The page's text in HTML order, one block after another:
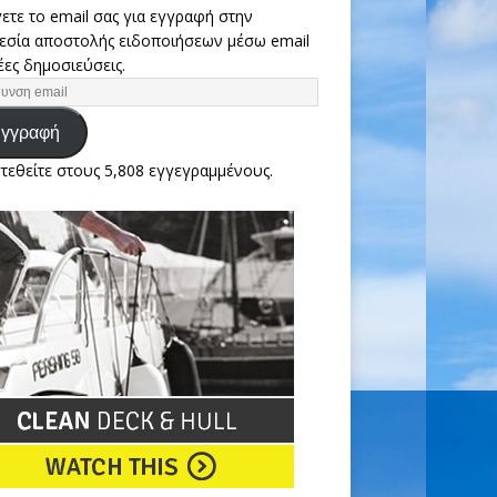
το email σας για εγγραφή στην
αποστολής ειδοποιήσεων μέσω email
δημοσιεύσεις.
στους 5,808 εγγεγραμμένους.